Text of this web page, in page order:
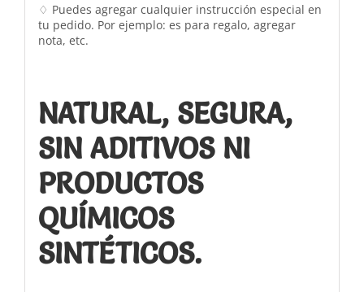
♢ Puedes agregar cualquier instrucción especial en
tu pedido. Por ejemplo: es para regalo, agregar
nota, etc.
NATURAL, SEGURA,
SIN ADITIVOS NI
PRODUCTOS
QUÍMICOS
SINTÉTICOS.